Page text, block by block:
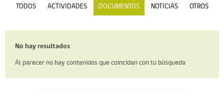
TODOS ACTIVIDADES DOCUMENTOS NOTICIAS OTROS
No hay resultados
Al parecer no hay contenidos que coincidan con tu búsqueda